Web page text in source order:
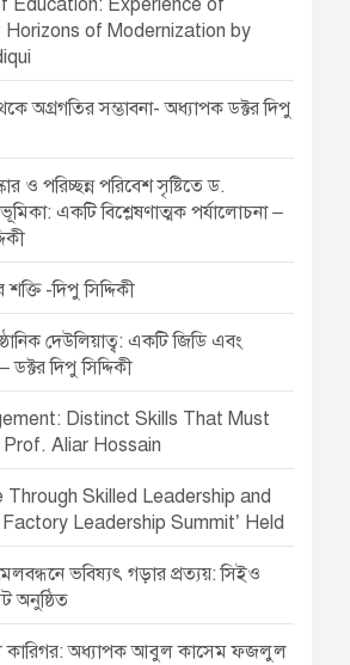
Education: Experience of
Horizons of Modernization by
অগ্রগতির সম্ভাবনা- অধ্যাপক ডক্টর দিপু
ও পরিচ্ছন্ন পরিবেশ সৃষ্টিতে ড.
একটি বিশ্লেষণাত্মক পর্যালোচনা –
-দিপু সিদ্দিকী
দেউলিয়াত্ব: একটি জিডি এবং
দিপু সিদ্দিকী
Distinct Skills That Must
Aliar Hossain
Skilled Leadership and
Leadership Summit’ Held
ভবিষ্যৎ গড়ার প্রত্যয়: সিইও
অনুষ্ঠিত
কারিগর: অধ্যাপক আবুল কাসেম ফজলুল